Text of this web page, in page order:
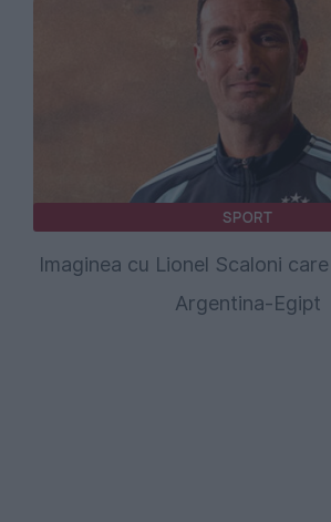
SPORT
Imaginea cu Lionel Scaloni
Argentina-Egipt